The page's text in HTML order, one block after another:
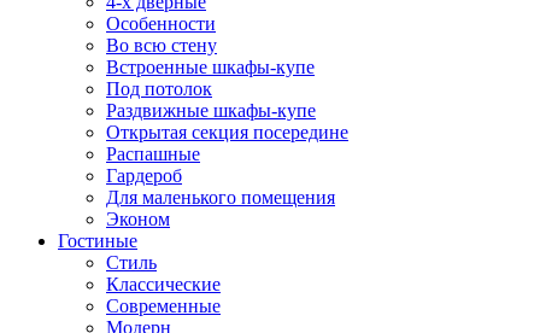
Особенности
Во всю стену
Встроенные шкафы-купе
Под потолок
Раздвижные шкафы-купе
Открытая секция посередине
Распашные
Гардероб
Для маленького помещения
Эконом
Гостиные
Стиль
Классические
Современные
Модерн